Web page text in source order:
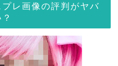
レ画像の評判がヤバ